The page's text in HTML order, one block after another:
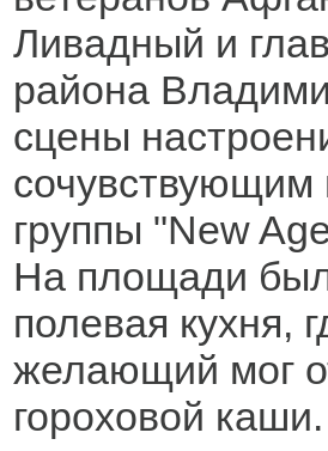
Ливадный и
района
сцены
сочувствующим
группы "New
На площади
полевая кухня,
желающий мог
гороховой